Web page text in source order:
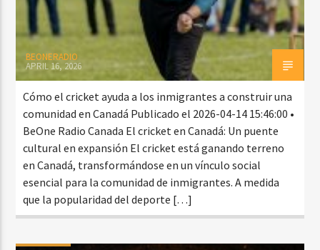
BEONERADIO
APRIL 16, 2026
Cómo el cricket ayuda a los inmigrantes a construir una
comunidad en Canadá Publicado el 2026-04-14 15:46:00 •
BeOne Radio Canada El cricket en Canadá: Un puente
cultural en expansión El cricket está ganando terreno
en Canadá, transformándose en un vínculo social
esencial para la comunidad de inmigrantes. A medida
que la popularidad del deporte […]